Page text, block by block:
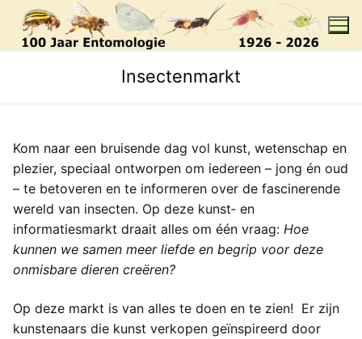
content
Insectenmarkt
Kom naar een bruisende dag vol kunst, wetenschap en
plezier, speciaal ontworpen om iedereen – jong én oud
– te betoveren en te informeren over de fascinerende
wereld van insecten. Op deze kunst‑ en
informatiesmarkt draait alles om één vraag: Hoe
kunnen we samen meer liefde en begrip voor deze
onmisbare dieren creëren?
Op deze markt is van alles te doen en te zien! Er zijn
kunstenaars die kunst verkopen geïnspireerd door